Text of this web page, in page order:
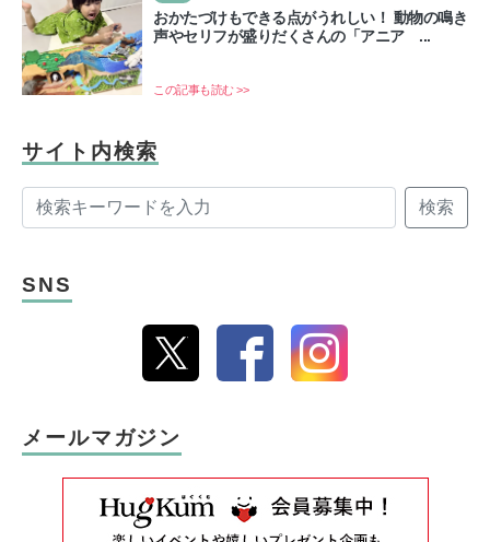
おかたづけもできる点がうれしい！ 動物の鳴き
声やセリフが盛りだくさんの「アニア ...
この記事も読む >>
サイト内検索
検索
SNS
メールマガジン